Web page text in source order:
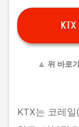
🔼 위 바로
KTX는 코레